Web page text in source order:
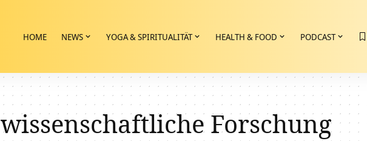
HOME NEWS YOGA & SPIRITUALITÄT HEALTH & FOOD PODCAST
wissenschaftliche Forschung